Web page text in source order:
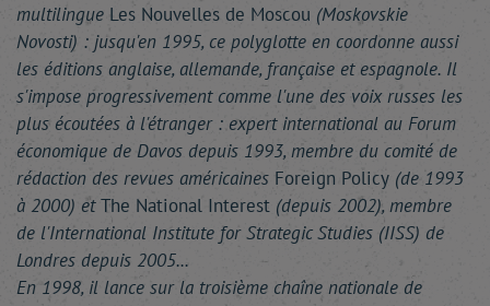
multilingue Les Nouvelles de Moscou (Moskovskie
Novosti) : jusqu'en 1995, ce polyglotte en coordonne aussi
les éditions anglaise, allemande, française et espagnole. Il
s'impose progressivement comme l'une des voix russes les
plus écoutées à l'étranger : expert international au Forum
économique de Davos depuis 1993, membre du comité de
rédaction des revues américaines Foreign Policy (de 1993
à 2000) etThe National Interest (depuis 2002), membre
de l'International Institute for Strategic Studies (IISS) de
Londres depuis 2005...
En 1998, il lance sur la troisième chaîne nationale de